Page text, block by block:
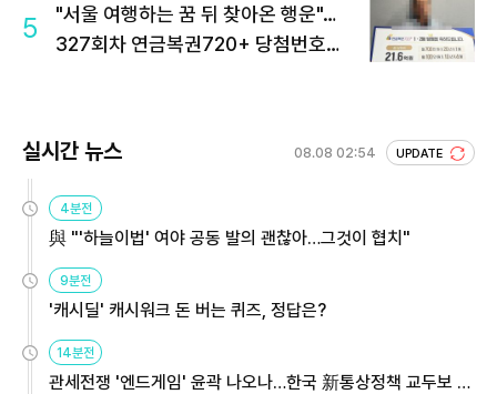
5
"서울 여행하는 꿈 뒤 찾아온 행운"…
327회차 연금복권720+ 당첨번호조
실시간 뉴스 08.08 02:54 UPDATE
4분전
與 "'하늘이법' 여야 공동 발의 괜찮아…그것이 협치"
9분전
'캐시딜' 캐시워크 돈 버는 퀴즈, 정답은?
14분전
관세전쟁 '엔드게임' 윤곽 나오나…한국 新통상정책 교두보 활